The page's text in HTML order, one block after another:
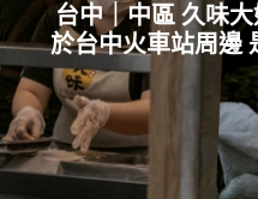
台中｜中區 久味
於台中火車站周邊